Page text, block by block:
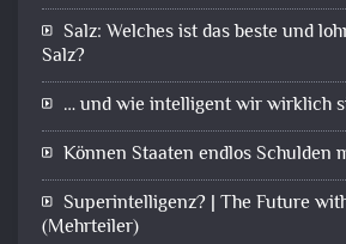
Salz: Welches ist das beste und
Salz?
… und wie intelligent wir wirklich
Können Staaten endlos Schulden
Superintelligenz? | The Future
(Mehrteiler)